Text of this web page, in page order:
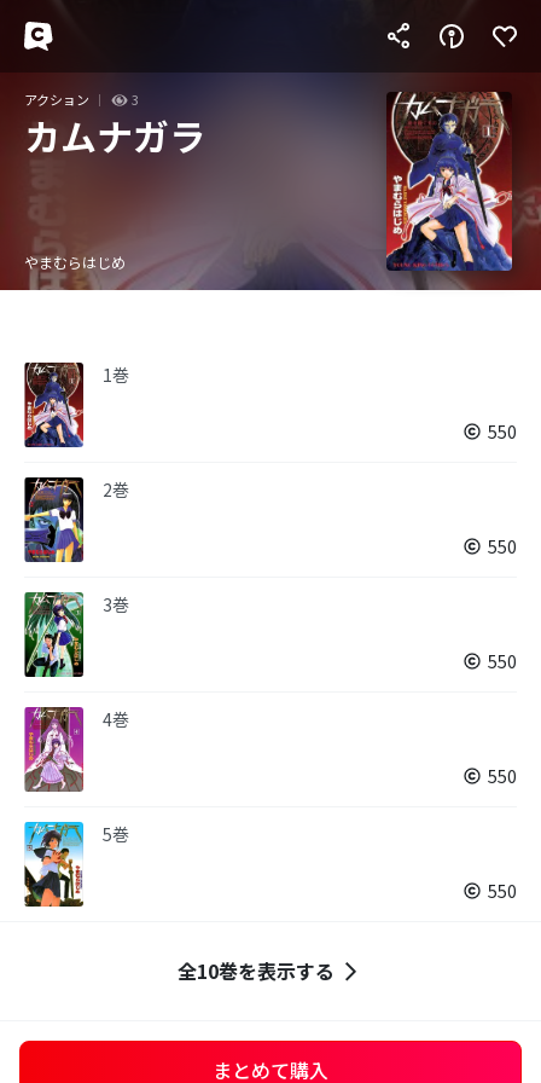
アクション 3
カムナガラ
やまむらはじめ
1巻
550
2巻
550
3巻
550
4巻
550
5巻
550
全10巻を表示する
まとめて購入